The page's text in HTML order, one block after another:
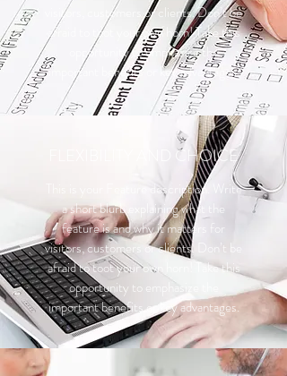
visitors, customers or clients. Don’t be
afraid to toot your own horn! Take this
opportunity to emphasize the
important benefits or key advantages.
FLEXIBILITY AND CHOICE
This is your Feature description. Write
a short blurb explaining what the
feature is and why it matters for
visitors, customers or clients. Don’t be
afraid to toot your own horn! Take this
opportunity to emphasize the
important benefits or key advantages.